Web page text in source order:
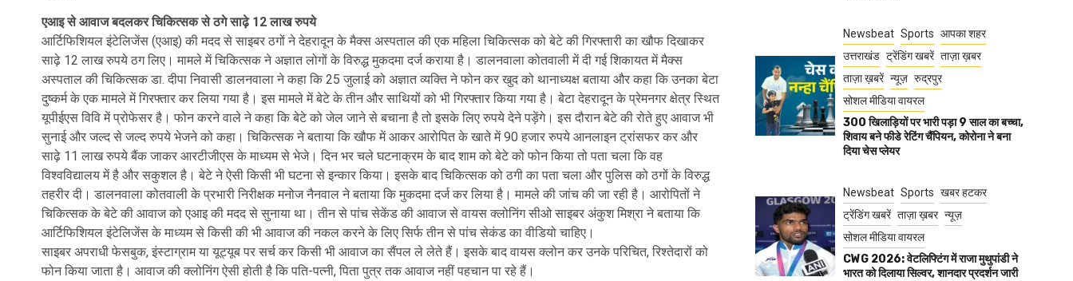
एआइ से आवाज बदलकर चिकित्सक से ठगे साढ़े 12 लाख रुपये
आर्टिफिशियल इंटेलिजेंस (एआइ) की मदद से साइबर ठगों ने देहरादून के मैक्स अस्पताल की एक महिला चिकित्सक को बेटे की गिरफ्तारी का खौफ दिखाकर
साढ़े 12 लाख रुपये ठग लिए। मामले में चिकित्सक ने अज्ञात लोगों के विरुद्ध मुकदमा दर्ज कराया है। डालनवाला कोतवाली में दी गई शिकायत में मैक्स
अस्पताल की चिकित्सक डा. दीपा निवासी डालनवाला ने कहा कि 25 जुलाई को अज्ञात व्यक्ति ने फोन कर खुद को थानाध्यक्ष बताया और कहा कि उनका बेटा
दुष्कर्म के एक मामले में गिरफ्तार कर लिया गया है। इस मामले में बेटे के तीन और साथियों को भी गिरफ्तार किया गया है। बेटा देहरादून के प्रेमनगर क्षेत्र स्थित
यूपीईएस विवि में प्रोफेसर है। फोन करने वाले ने कहा कि बेटे को जेल जाने से बचाना है तो इसके लिए रुपये देने पड़ेंगे। इस दौरान बेटे की रोते हुए आवाज भी
सुनाई और जल्द से जल्द रुपये भेजने को कहा। चिकित्सक ने बताया कि खौफ में आकर आरोपित के खाते में 90 हजार रुपये आनलाइन ट्रांसफर कर और
साढ़े 11 लाख रुपये बैंक जाकर आरटीजीएस के माध्यम से भेजे। दिन भर चले घटनाक्रम के बाद शाम को बेटे को फोन किया तो पता चला कि वह
विश्वविद्यालय में है और सकुशल है। बेटे ने ऐसी किसी भी घटना से इन्कार किया। इसके बाद चिकित्सक को ठगी का पता चला और पुलिस को ठगों के विरुद्ध
तहरीर दी। डालनवाला कोतवाली के प्रभारी निरीक्षक मनोज नैनवाल ने बताया कि मुकदमा दर्ज कर लिया है। मामले की जांच की जा रही है। आरोपितों ने
चिकित्सक के बेटे की आवाज को एआइ की मदद से सुनाया था। तीन से पांच सेकेंड की आवाज से वायस क्लोनिंग सीओ साइबर अंकुश मिश्रा ने बताया कि
आर्टिफिशियल इंटेलिजेंस के माध्यम से किसी की भी आवाज की नकल करने के लिए सिर्फ तीन से पांच सेकंड का वीडियो चाहिए।
साइबर अपराधी फेसबुक, इंस्टाग्राम या यूट्यूब पर सर्च कर किसी भी आवाज का सैंपल ले लेते हैं। इसके बाद वायस क्लोन कर उनके परिचित, रिश्तेदारों को
फोन किया जाता है। आवाज की क्लोनिंग ऐसी होती है कि पति-पत्नी, पिता पुत्र तक आवाज नहीं पहचान पा रहे हैं।
Newsbeat Sports आपका शहर
उत्तराखंड ट्रेंडिंग खबरें ताज़ा ख़बर
ताज़ा ख़बरें न्यूज़ रुद्रपुर
सोशल मीडिया वायरल
300 खिलाड़ियों पर भारी पड़ा 9 साल का बच्चा,
शिवाय बने फीडे रेटिंग चैंपियन, कोरोना ने बना
दिया चेस प्लेयर
Newsbeat Sports खबर हटकर
ट्रेंडिंग खबरें ताज़ा ख़बर न्यूज़
सोशल मीडिया वायरल
CWG 2026: वेटलिफ्टिंग में राजा मुथुपांडी ने
भारत को दिलाया सिल्वर, शानदार प्रदर्शन जारी